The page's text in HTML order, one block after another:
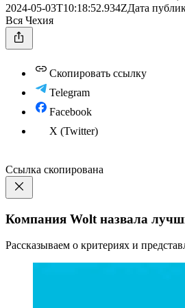
2024-05-03T10:18:52.934ZДата
Вся Чехия
Скопировать ссылку
Telegram
Facebook
X (Twitter)
Ссылка скопирована
Компания Wolt назвала
Рассказываем о критериях и